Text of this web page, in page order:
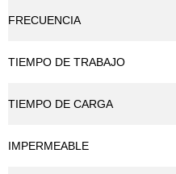
FRECUENCIA
TIEMPO DE TRABAJO
TIEMPO DE CARGA
IMPERMEABLE